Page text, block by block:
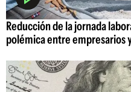
Reducción de la jornada
polémica entre empresarios